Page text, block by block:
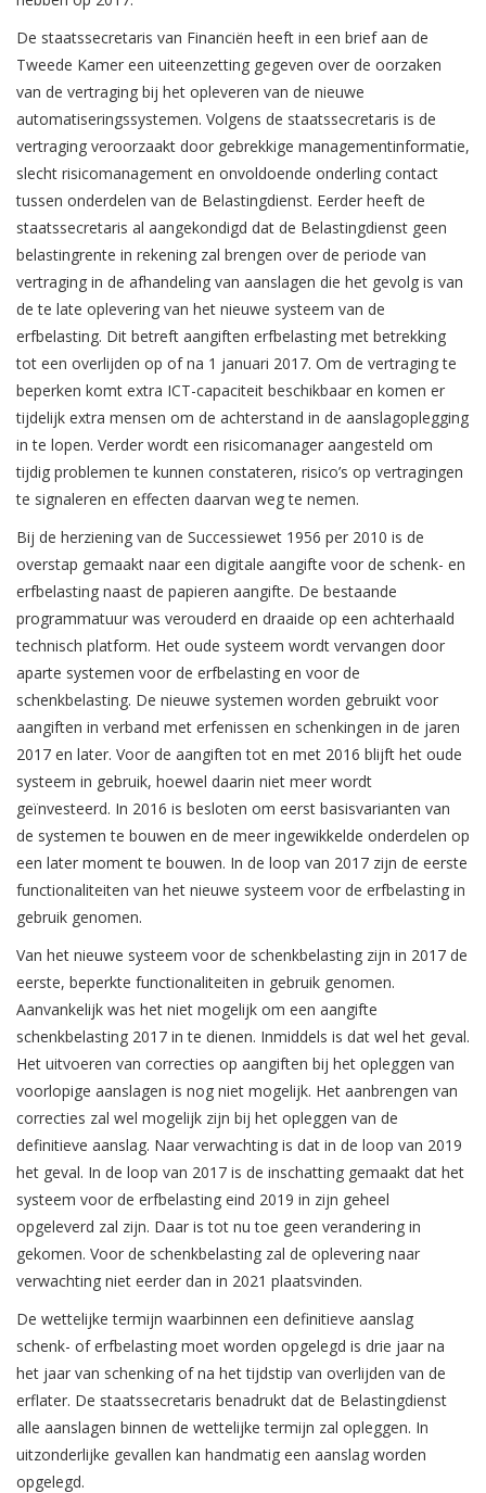
De staatssecretaris van Financiën heeft in een brief aan de
Tweede Kamer een uiteenzetting gegeven over de oorzaken
van de vertraging bij het opleveren van de nieuwe
automatiseringssystemen. Volgens de staatssecretaris is de
vertraging veroorzaakt door gebrekkige managementinformatie,
slecht risicomanagement en onvoldoende onderling contact
tussen onderdelen van de Belastingdienst. Eerder heeft de
staatssecretaris al aangekondigd dat de Belastingdienst geen
belastingrente in rekening zal brengen over de periode van
vertraging in de afhandeling van aanslagen die het gevolg is van
de te late oplevering van het nieuwe systeem van de
erfbelasting. Dit betreft aangiften erfbelasting met betrekking
tot een overlijden op of na 1 januari 2017. Om de vertraging te
beperken komt extra ICT-capaciteit beschikbaar en komen er
tijdelijk extra mensen om de achterstand in de aanslagoplegging
in te lopen. Verder wordt een risicomanager aangesteld om
tijdig problemen te kunnen constateren, risico’s op vertragingen
te signaleren en effecten daarvan weg te nemen.
Bij de herziening van de Successiewet 1956 per 2010 is de
overstap gemaakt naar een digitale aangifte voor de schenk- en
erfbelasting naast de papieren aangifte. De bestaande
programmatuur was verouderd en draaide op een achterhaald
technisch platform. Het oude systeem wordt vervangen door
aparte systemen voor de erfbelasting en voor de
schenkbelasting. De nieuwe systemen worden gebruikt voor
aangiften in verband met erfenissen en schenkingen in de jaren
2017 en later. Voor de aangiften tot en met 2016 blijft het oude
systeem in gebruik, hoewel daarin niet meer wordt
geïnvesteerd. In 2016 is besloten om eerst basisvarianten van
de systemen te bouwen en de meer ingewikkelde onderdelen op
een later moment te bouwen. In de loop van 2017 zijn de eerste
functionaliteiten van het nieuwe systeem voor de erfbelasting in
gebruik genomen.
Van het nieuwe systeem voor de schenkbelasting zijn in 2017 de
eerste, beperkte functionaliteiten in gebruik genomen.
Aanvankelijk was het niet mogelijk om een aangifte
schenkbelasting 2017 in te dienen. Inmiddels is dat wel het geval.
Het uitvoeren van correcties op aangiften bij het opleggen van
voorlopige aanslagen is nog niet mogelijk. Het aanbrengen van
correcties zal wel mogelijk zijn bij het opleggen van de
definitieve aanslag. Naar verwachting is dat in de loop van 2019
het geval. In de loop van 2017 is de inschatting gemaakt dat het
systeem voor de erfbelasting eind 2019 in zijn geheel
opgeleverd zal zijn. Daar is tot nu toe geen verandering in
gekomen. Voor de schenkbelasting zal de oplevering naar
verwachting niet eerder dan in 2021 plaatsvinden.
De wettelijke termijn waarbinnen een definitieve aanslag
schenk- of erfbelasting moet worden opgelegd is drie jaar na
het jaar van schenking of na het tijdstip van overlijden van de
erflater. De staatssecretaris benadrukt dat de Belastingdienst
alle aanslagen binnen de wettelijke termijn zal opleggen. In
uitzonderlijke gevallen kan handmatig een aanslag worden
opgelegd.